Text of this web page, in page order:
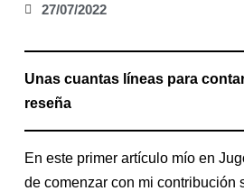
27/07/2022
Unas cuantas líneas para
reseña
En este primer artículo mío en
de comenzar con mi contribución